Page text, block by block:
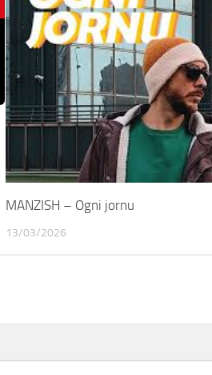
MANZISH – Ogni jornu
13/03/2026